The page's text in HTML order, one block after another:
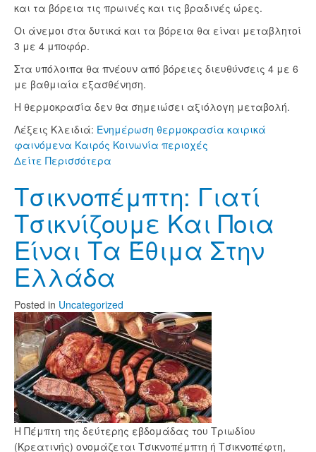
και τα βόρεια τις πρωινές και τις βραδινές ώρες.
Οι άνεμοι στα δυτικά και τα βόρεια θα είναι μεταβλητοί
3 με 4 μποφόρ.
Στα υπόλοιπα θα πνέουν από βόρειες διευθύνσεις 4 με 6
με βαθμιαία εξασθένηση.
Η θερμοκρασία δεν θα σημειώσει αξιόλογη μεταβολή.
Λέξεις Κλειδιά: Ενημέρωση θερμοκρασία καιρικά
φαινόμενα Καιρός Κοινωνία περιοχές
Δείτε Περισσότερα
Τσικνοπέμπτη: Γιατί
Τσικνίζουμε Και Ποια
Είναι Τα Έθιμα Στην
Ελλάδα
Posted in Uncategorized
Η Πέμπτη της δεύτερης εβδομάδας του Τριωδίου
(Κρεατινής) ονομάζεται Τσικνοπέμπτη ή Τσικνοπέφτη,